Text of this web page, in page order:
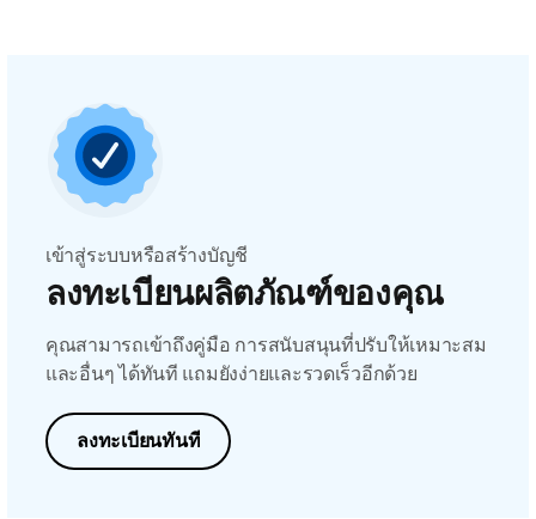
เข้าสู่ระบบหรือสร้างบัญชี
ลงทะเบียนผลิตภัณฑ์ของคุณ
คุณสามารถเข้าถึงคู่มือ การสนับสนุนที่ปรับให้เหมาะสม
และอื่นๆ ได้ทันที แถมยังง่ายและรวดเร็วอีกด้วย
ลงทะเบียนทันที